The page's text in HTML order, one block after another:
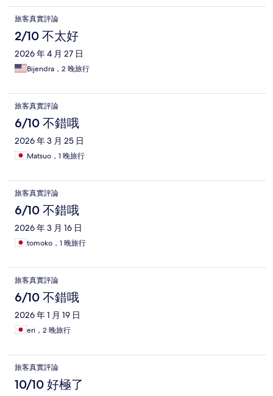
旅客真實評論
2/10 不太好
2026 年 4 月 27 日
Bijendra，2 晚旅行
旅客真實評論
6/10 不錯哦
2026 年 3 月 25 日
Matsuo，1 晚旅行
旅客真實評論
6/10 不錯哦
2026 年 3 月 16 日
tomoko，1 晚旅行
旅客真實評論
6/10 不錯哦
2026 年 1 月 19 日
eri，2 晚旅行
旅客真實評論
10/10 好極了